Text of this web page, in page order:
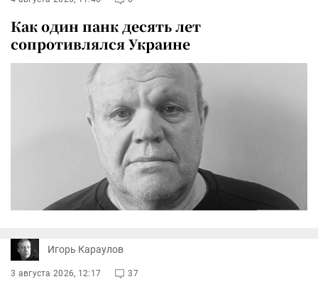
Как один панк десять лет
сопротивлялся Украине
Игорь Караулов
3 августа 2026, 12:17 37